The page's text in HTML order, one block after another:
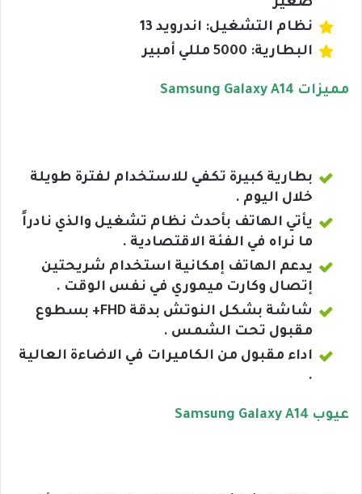
صغير
نظام التشغيل: اندرويد 13
البطارية: 5000 مللي أمبير
مميزات Samsung Galaxy A14
بطارية كبيرة تكفي للاستخدام لفترة طويلة
خلال اليوم .
يأتي الهاتف بأحدث نظام تشغيل والذي نادراً
ما نراه في الفئة الاقتصادية .
يدعم الهاتف إمكانية استخدام شريحتين
إتصال وكارت ميموري في نفس الوقت .
شاشة بشكل النوتش بدقة FHD+ بسطوع
مقبول تحت الشمس .
اداء مقبول من الكاميرات في الاضاءة العالية
.
عيوب Samsung Galaxy A14